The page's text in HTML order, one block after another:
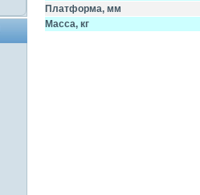
Платформа, мм
Масса, кг